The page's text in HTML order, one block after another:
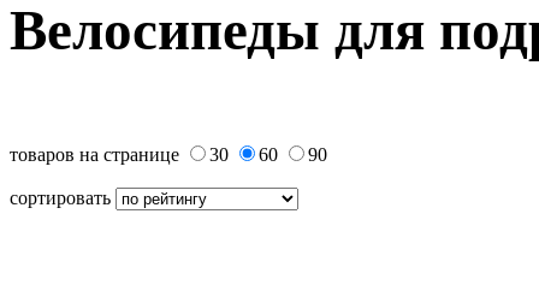
Велосипеды для
товаров на странице 30 60 90
сортировать